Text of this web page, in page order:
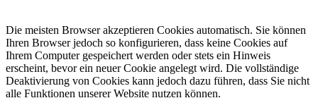
Die meisten Browser akzeptieren Cookies automatisch. Sie können
Ihren Browser jedoch so konfigurieren, dass keine Cookies auf
Ihrem Computer gespeichert werden oder stets ein Hinweis
erscheint, bevor ein neuer Cookie angelegt wird. Die vollständige
Deaktivierung von Cookies kann jedoch dazu führen, dass Sie nicht
alle Funktionen unserer Website nutzen können.